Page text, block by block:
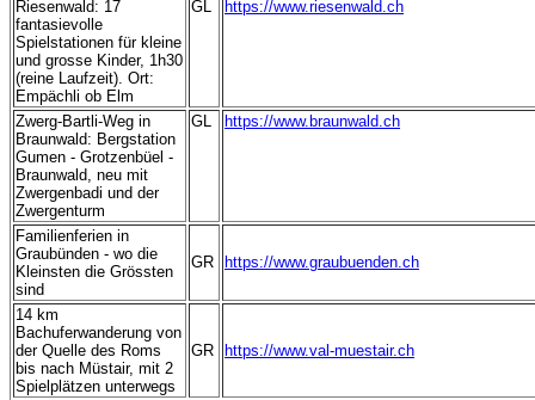
Riesenwald: 17
fantasievolle
Spielstationen für kleine
und grosse Kinder, 1h30
(reine Laufzeit). Ort:
Empächli ob Elm
GL https://www.riesenwald.ch
Zwerg-Bartli-Weg in
Braunwald: Bergstation
Gumen - Grotzenbüel -
Braunwald, neu mit
Zwergenbadi und der
Zwergenturm
GL https://www.braunwald.ch
Familienferien in
Graubünden - wo die
Kleinsten die Grössten
sind
GR https://www.graubuenden.ch
14 km
Bachuferwanderung von
der Quelle des Roms
bis nach Müstair, mit 2
Spielplätzen unterwegs
GR https://www.val-muestair.ch